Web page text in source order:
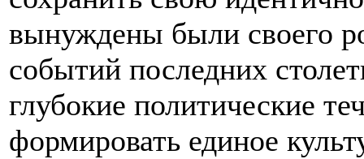
вынуждены были своего
событий последних
глубокие политические
формировать единое